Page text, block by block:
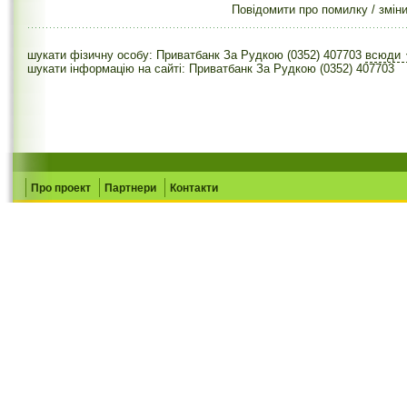
Повідомити про помилку / зміни
шукати фізичну особу: Приватбанк За Рудкою (0352) 407703 всюди
шукати інформацію на сайті: Приватбанк За Рудкою (0352) 407703
Про проект Партнери Контакти